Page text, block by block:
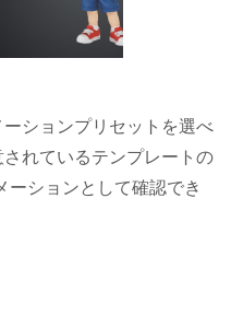
ションプリセットを選べ
れているテンプレートの
ションとして確認でき